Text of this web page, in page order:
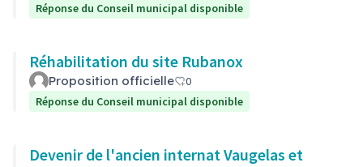
Réponse du Conseil municipal disponible
Réhabilitation du site Rubanox
Proposition officielle
0
Réponse du Conseil municipal disponible
Devenir de l'ancien internat Vaugelas et